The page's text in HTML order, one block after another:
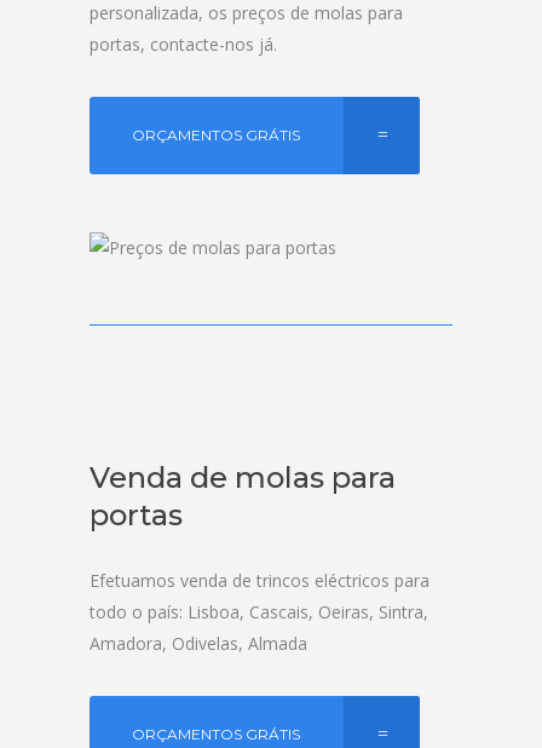
personalizada, os preços de molas para
portas, contacte-nos já.
ORÇAMENTOS GRÁTIS
Venda de molas para
portas
Efetuamos venda de trincos eléctricos para
todo o país: Lisboa, Cascais, Oeiras, Sintra,
Amadora, Odivelas, Almada
ORÇAMENTOS GRÁTIS